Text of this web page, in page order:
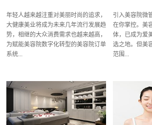
年轻人越来越注重对美丽时尚的追求，
大健康美业将成为未来几年流行发展趋
势，相继的大众消费需求也越来越高，
为赋能美容院数字化转型的美容院订单
系统...
引入美容院微
在你掌控。美
体，已成为爱
选之地。但美
范围...